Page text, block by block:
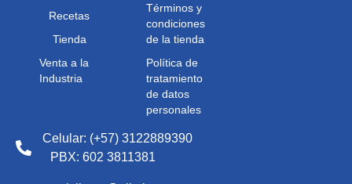
Recetas
Tienda
Venta a la
Industria
Términos y
condiciones
de la tienda
Política de
tratamiento
de datos
personales
Celular: (+57) 3122889390
PBX: 602 3811381